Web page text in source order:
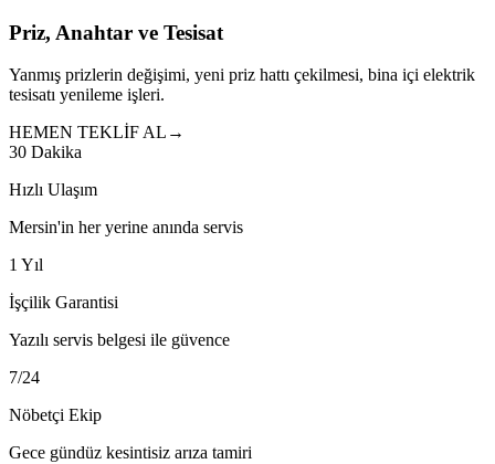
Priz, Anahtar ve Tesisat
Yanmış prizlerin değişimi, yeni priz hattı çekilmesi, bina içi elektrik
tesisatı yenileme işleri.
HEMEN TEKLİF AL →
30 Dakika
Hızlı Ulaşım
Mersin'in her yerine anında servis
1 Yıl
İşçilik Garantisi
Yazılı servis belgesi ile güvence
7/24
Nöbetçi Ekip
Gece gündüz kesintisiz arıza tamiri